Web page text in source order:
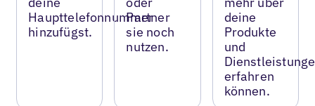
Haupttelefonnummer
hinzufügst.
Partner
sie noch
nutzen.
deine
Produkte
und
erfahren
können.